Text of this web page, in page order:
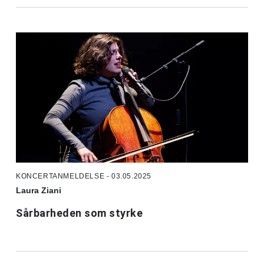
KONCERTANMELDELSE - 03.05.2025
Laura Ziani
Sårbarheden som styrke